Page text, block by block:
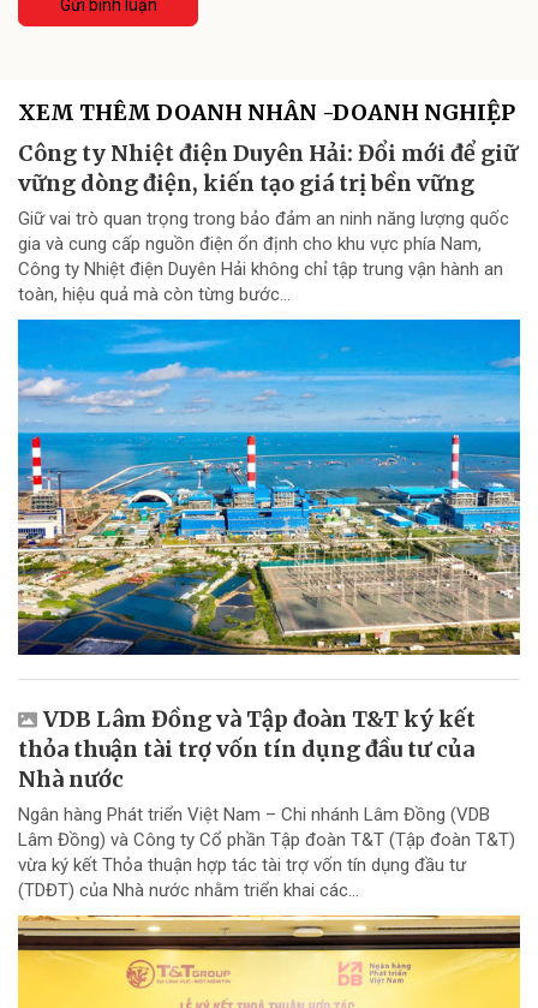
Gửi bình luận
XEM THÊM DOANH NHÂN -DOANH NGHIỆP
Công ty Nhiệt điện Duyên Hải: Đổi mới để giữ
vững dòng điện, kiến tạo giá trị bền vững
Giữ vai trò quan trọng trong bảo đảm an ninh năng lượng quốc
gia và cung cấp nguồn điện ổn định cho khu vực phía Nam,
Công ty Nhiệt điện Duyên Hải không chỉ tập trung vận hành an
toàn, hiệu quả mà còn từng bước...
VDB Lâm Đồng và Tập đoàn T&T ký kết
thỏa thuận tài trợ vốn tín dụng đầu tư của
Nhà nước
Ngân hàng Phát triển Việt Nam – Chi nhánh Lâm Đồng (VDB
Lâm Đồng) và Công ty Cổ phần Tập đoàn T&T (Tập đoàn T&T)
vừa ký kết Thỏa thuận hợp tác tài trợ vốn tín dụng đầu tư
(TDĐT) của Nhà nước nhằm triển khai các...